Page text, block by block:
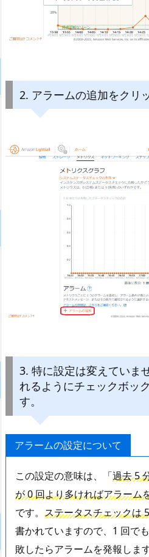
2. アラームの追加をクリ
3. 特に設定は変えていま
れるようにチェックボッ
す。
アラームの設定について
この設定の意味は、「過去 5
が 0 回より多ければアラーム
です。 ステータスチェックは
書かれていますので、1 回で
敗したらアラームを発報しま